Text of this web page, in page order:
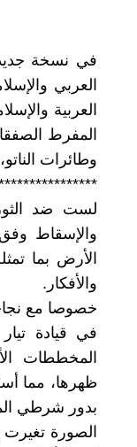
في نسخة
العربي
العربية
المفرط
وطائرات
لست ضد
والإسقاط
الأرض بما
والأفكار.
خصوصا مع
في قيادة
المخططات
ظهرها، مما
بدور شرطي
الصورة